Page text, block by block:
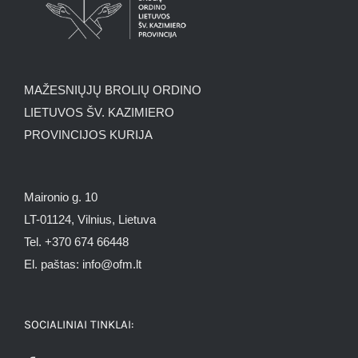
MAŽESNIŲJŲ BROLIŲ ORDINO
LIETUVOS ŠV. KAZIMIERO
PROVINCIJOS KURIJA
Maironio g. 10
LT-01124, Vilnius, Lietuva
Tel. +370 674 66448
El. paštas: info@ofm.lt
SOCIALINIAI TINKLAI: